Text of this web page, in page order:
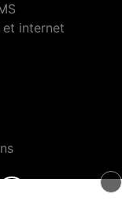
et internet